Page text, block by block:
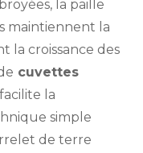
la paille
maintiennent la
la croissance des
cuvettes
la
simple
de terre